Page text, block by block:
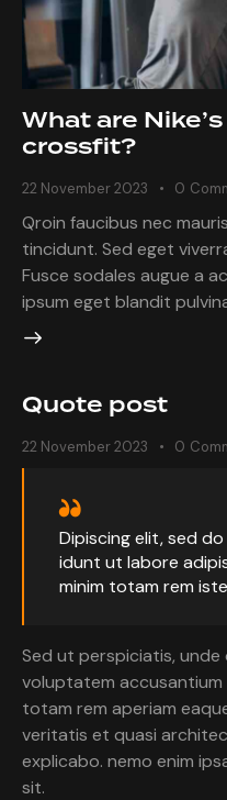
What are
crossfit?
22 November 2023 0
Qroin faucibus nec
tincidunt. Sed eget
Fusce sodales augue a
ipsum eget blandit
Quote post
22 November 2023 0
Dipiscing elit, sed
idunt ut labore
minim totam rem
Sed ut perspiciatis,
voluptatem
totam rem aperiam
veritatis et quasi
explicabo. nemo enim
sit.